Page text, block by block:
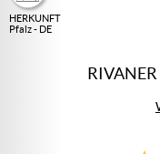
HERKUNFT
Pfalz - DE